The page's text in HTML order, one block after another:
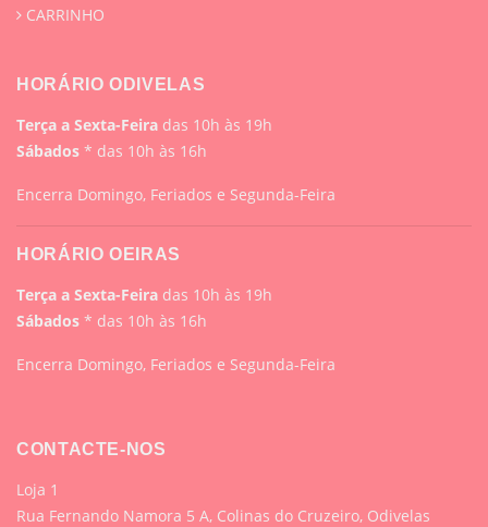
CARRINHO
HORÁRIO ODIVELAS
Terça a Sexta-Feira das 10h às 19h
Sábados * das 10h às 16h
Encerra Domingo, Feriados e Segunda-Feira
HORÁRIO OEIRAS
Terça a Sexta-Feira das 10h às 19h
Sábados * das 10h às 16h
Encerra Domingo, Feriados e Segunda-Feira
CONTACTE-NOS
Loja 1
Rua Fernando Namora 5 A, Colinas do Cruzeiro, Odivelas